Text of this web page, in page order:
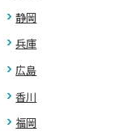
静岡
兵庫
広島
香川
福岡